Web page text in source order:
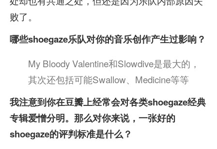
败了。
哪些shoegaze乐队对你的音乐创作产生过影响？
My Bloody Valentine和Slowdive是最大的，
其次还包括可能Swallow、Medicine等等
我注意到你在豆瓣上经常会对各类shoegaze经典
专辑爱憎分明。那么对你来说，一张好的
shoegaze的评判标准是什么？